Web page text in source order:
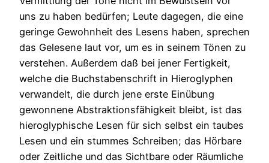
uns zu haben bedürfen; Leute dagegen, die eine
geringe Gewohnheit des Lesens haben, sprechen
das Gelesene laut vor, um es in seinem Tönen zu
verstehen. Außerdem daß bei jener Fertigkeit,
welche die Buchstabenschrift in Hieroglyphen
verwandelt, die durch jene erste Einübung
gewonnene Abstraktionsfähigkeit bleibt, ist das
hieroglyphische Lesen für sich selbst ein taubes
Lesen und ein stummes Schreiben; das Hörbare
oder Zeitliche und das Sichtbare oder Räumliche